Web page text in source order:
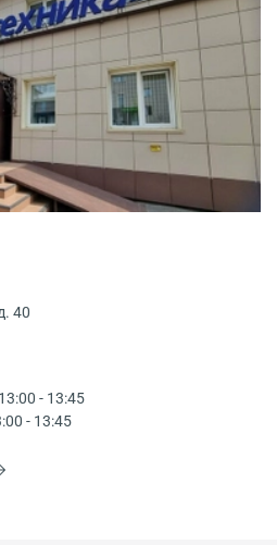
40
- 13:45
- 13:45